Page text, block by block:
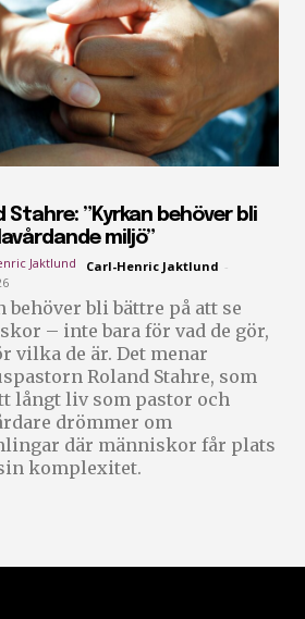
Stahre: ”Kyrkan behöver bli
miljö”
Carl-Henric Jaktlund -
behöver bli bättre på att se
– inte bara för vad de gör,
vilka de är. Det menar
Roland Stahre, som
långt liv som pastor och
drömmer om
där människor får plats
komplexitet.